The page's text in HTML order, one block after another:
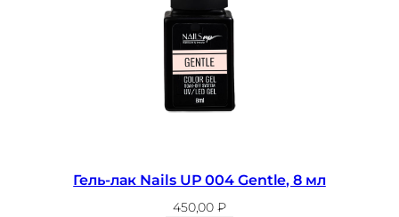
Гель-лак Nails UP 004 Gentle, 8 мл
450,00₽